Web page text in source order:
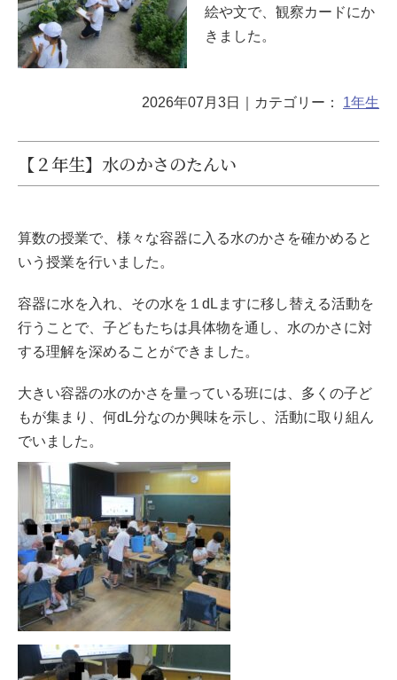
絵や文で、観察カードにか
きました。
2026年07月3日 ｜カテゴリー： 1年生
【２年生】水のかさのたんい
算数の授業で、様々な容器に入る水のかさを確かめると
いう授業を行いました。
容器に水を入れ、その水を１dLますに移し替える活動を
行うことで、子どもたちは具体物を通し、水のかさに対
する理解を深めることができました。
大きい容器の水のかさを量っている班には、多くの子ど
もが集まり、何dL分なのか興味を示し、活動に取り組ん
でいました。